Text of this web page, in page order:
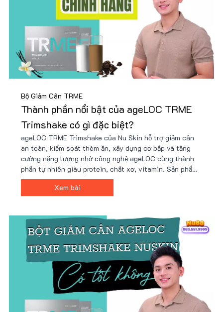
Bộ Giảm Cân TRME
Thành phần nổi bật của ageLOC TRME
Trimshake có gì đặc biệt?
ageLOC TRME Trimshake của Nu Skin hỗ trợ giảm cân
an toàn, kiểm soát thèm ăn, xây dựng cơ bắp và tăng
cường năng lượng nhờ công nghệ ageLOC cùng thành
phần tự nhiên giàu protein, chất xơ, vitamin. Sản phẩm
tiện lợi, dễ sử dụng, phù hợp lối sống bận rộn và mục
tiêu sức khỏe. Giá ưu đãi tại Nu88!
Xem bài